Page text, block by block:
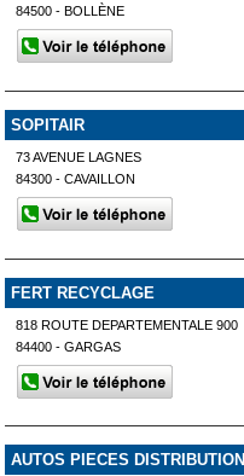
84500 - BOLLÈNE
SOPITAIR
73 AVENUE LAGNES
84300 - CAVAILLON
FERT RECYCLAGE
818 ROUTE DEPARTEMENTALE 900
84400 - GARGAS
AUTOS PIECES DISTRIBUTION